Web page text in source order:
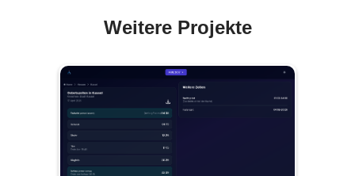
Weitere Projekte